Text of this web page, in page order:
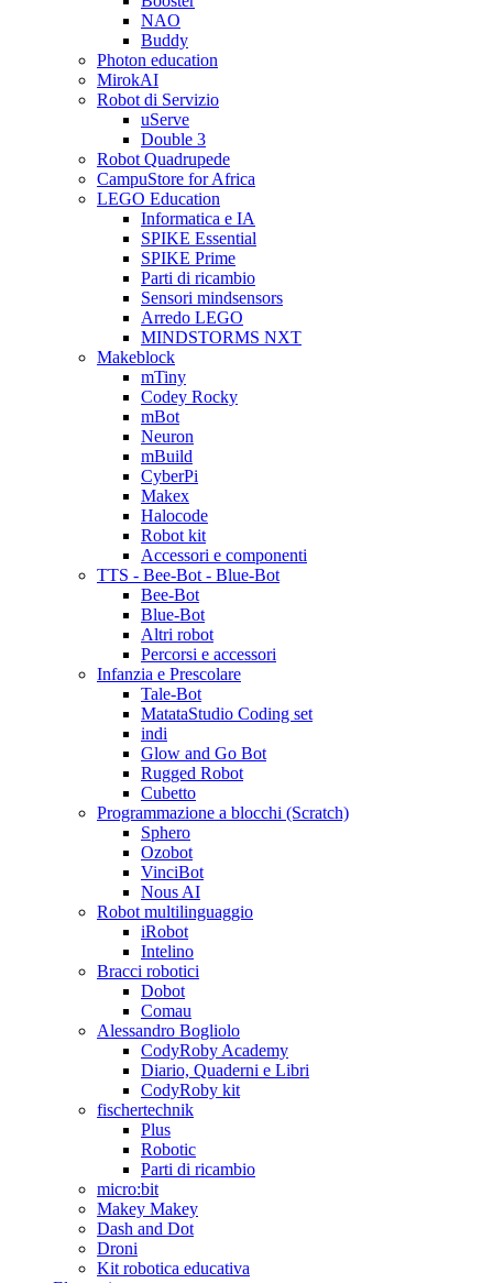
NAO
Buddy
Photon education
MirokAI
Robot di Servizio
uServe
Double 3
Robot Quadrupede
CampuStore for Africa
LEGO Education
Informatica e IA
SPIKE Essential
SPIKE Prime
Parti di ricambio
Sensori mindsensors
Arredo LEGO
MINDSTORMS NXT
Makeblock
mTiny
Codey Rocky
mBot
Neuron
mBuild
CyberPi
Makex
Halocode
Robot kit
Accessori e componenti
TTS - Bee-Bot - Blue-Bot
Bee-Bot
Blue-Bot
Altri robot
Percorsi e accessori
Infanzia e Prescolare
Tale-Bot
MatataStudio Coding set
indi
Glow and Go Bot
Rugged Robot
Cubetto
Programmazione a blocchi (Scratch)
Sphero
Ozobot
VinciBot
Nous AI
Robot multilinguaggio
iRobot
Intelino
Bracci robotici
Dobot
Comau
Alessandro Bogliolo
CodyRoby Academy
Diario, Quaderni e Libri
CodyRoby kit
fischertechnik
Plus
Robotic
Parti di ricambio
micro:bit
Makey Makey
Dash and Dot
Droni
Kit robotica educativa